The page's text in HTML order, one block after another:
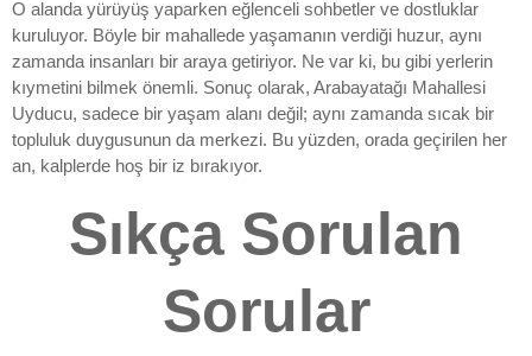
O alanda yürüyüş yaparken eğlenceli sohbetler ve dostluklar
kuruluyor. Böyle bir mahallede yaşamanın verdiği huzur, aynı
zamanda insanları bir araya getiriyor. Ne var ki, bu gibi yerlerin
kıymetini bilmek önemli. Sonuç olarak, Arabayatağı Mahallesi
Uyducu, sadece bir yaşam alanı değil; aynı zamanda sıcak bir
topluluk duygusunun da merkezi. Bu yüzden, orada geçirilen her
an, kalplerde hoş bir iz bırakıyor.
Sıkça Sorulan
Sorular